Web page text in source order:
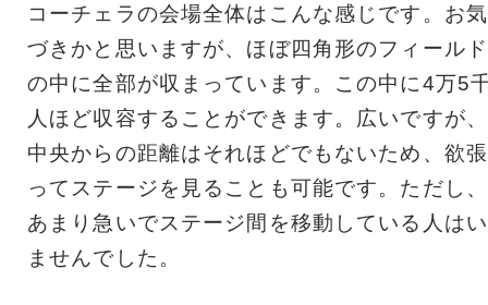
コーチェラの会場全体はこんな感じです。お気
づきかと思いますが、ほぼ四角形のフィールド
の中に全部が収まっています。この中に4万5
人ほど収容することができます。広いですが、
中央からの距離はそれほどでもないため、欲張
ってステージを見ることも可能です。ただし、
あまり急いでステージ間を移動している人はい
ませんでした。